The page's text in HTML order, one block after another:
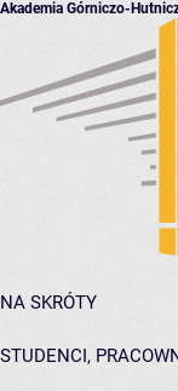
Akademia Górniczo-
NA SKRÓTY
STUDENCI,